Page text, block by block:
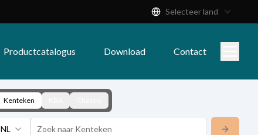
Selecteer land
Productcatalogus Download Contact
Kenteken
NL